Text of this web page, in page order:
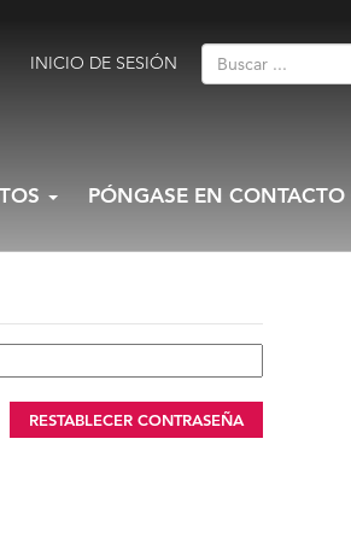
INICIO DE SESIÓN
PÓNGASE EN